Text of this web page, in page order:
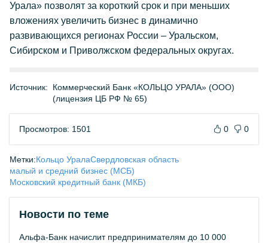
Урала» позволят за короткий срок и при меньших
вложениях увеличить бизнес в динамично
развивающихся регионах России – Уральском,
Сибирском и Приволжском федеральных округах.
Источник:
Коммерческий Банк «КОЛЬЦО УРАЛА» (ООО)
(лицензия ЦБ РФ № 65)
Просмотров: 1501 0 0
Метки:Кольцо УралаСвердловская область
малый и средний бизнес (МСБ)
Московский кредитный банк (МКБ)
Новости по теме
Альфа-Банк начислит предпринимателям до 10 000